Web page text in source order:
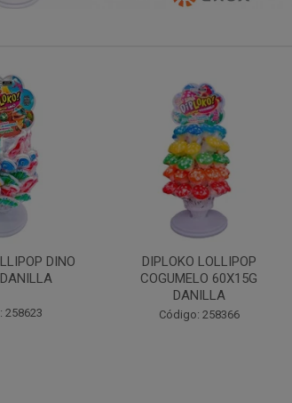
60X15G
258366
DIPLOKO LOLLIPOP MONST
60X15G DANILLA
Código: 258369